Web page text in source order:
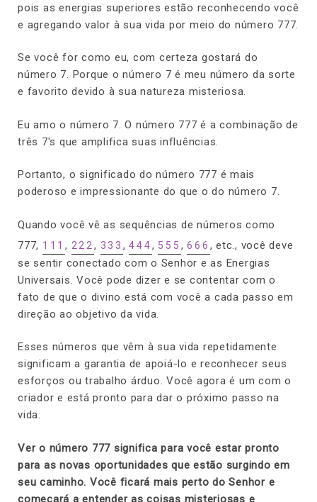
pois as energias superiores estão reconhecendo você
e agregando valor à sua vida por meio do número 777.
Se você for como eu, com certeza gostará do
número 7. Porque o número 7 é meu número da sorte
e favorito devido à sua natureza misteriosa.
Eu amo o número 7. O número 777 é a combinação de
três 7's que amplifica suas influências.
Portanto, o significado do número 777 é mais
poderoso e impressionante do que o do número 7.
Quando você vê as sequências de números como
777, 111, 222, 333 ,444, 555 ,666 , etc., você deve
se sentir conectado com o Senhor e as Energias
Universais. Você pode dizer e se contentar com o
fato de que o divino está com você a cada passo em
direção ao objetivo da vida.
Esses números que vêm à sua vida repetidamente
significam a garantia de apoiá-lo e reconhecer seus
esforços ou trabalho árduo. Você agora é um com o
criador e está pronto para dar o próximo passo na
vida.
Ver o número 777 significa para você estar pronto
para as novas oportunidades que estão surgindo em
seu caminho. Você ficará mais perto do Senhor e
começará a entender as coisas misteriosas e